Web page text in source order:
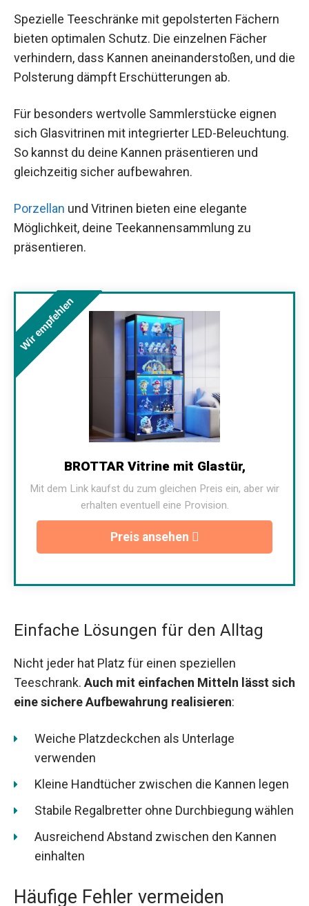
Spezielle Teeschränke mit gepolsterten Fächern
bieten optimalen Schutz. Die einzelnen Fächer
verhindern, dass Kannen aneinanderstoßen, und die
Polsterung dämpft Erschütterungen ab.
Für besonders wertvolle Sammlerstücke eignen
sich Glasvitrinen mit integrierter LED-Beleuchtung.
So kannst du deine Kannen präsentieren und
gleichzeitig sicher aufbewahren.
Porzellan und Vitrinen bieten eine elegante
Möglichkeit, deine Teekannensammlung zu
präsentieren.
Wir empfehlen
BROTTAR Vitrine mit Glastür,
Mit dem Link kaufst du zum gleichen Preis ein, aber wir
erhalten eventuell eine Provision.
Preis ansehen
Einfache Lösungen für den Alltag
Nicht jeder hat Platz für einen speziellen
Teeschrank. Auch mit einfachen Mitteln lässt sich
eine sichere Aufbewahrung realisieren:
Weiche Platzdeckchen als Unterlage
verwenden
Kleine Handtücher zwischen die Kannen legen
Stabile Regalbretter ohne Durchbiegung wählen
Ausreichend Abstand zwischen den Kannen
einhalten
Häufige Fehler vermeiden